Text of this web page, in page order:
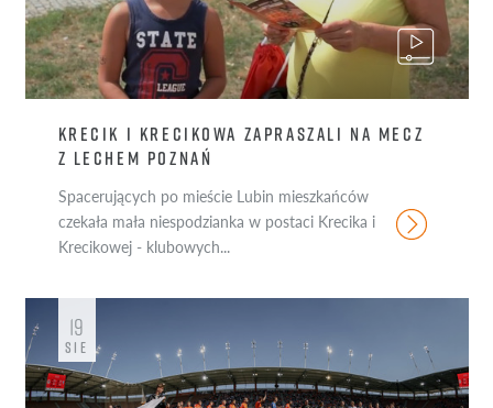
KRECIK I KRECIKOWA ZAPRASZALI NA MECZ
Z LECHEM POZNAŃ
Spacerujących po mieście Lubin mieszkańców
czekała mała niespodzianka w postaci Krecika i
Krecikowej - klubowych...
19
SIE